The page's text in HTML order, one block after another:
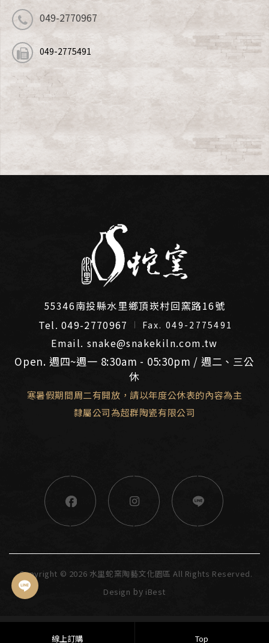
049-2770967
049-2775491
55346南投縣水里鄉頂崁村回窯路16號
Tel. 049-2770967
Fax. 049-2775491
Email. snake@snakekiln.com.tw
Open. 週四~週一 8:30am - 05:30pm / 週二、三公
休
寒暑假期間周二有開放，請以年度公休表的內容為主
隸屬公司為超群陶瓷有限公司
Copyright © 2026 水里蛇窯陶藝文化園區 All Rights Reserved.
Design by iBest
線上訂購 Top